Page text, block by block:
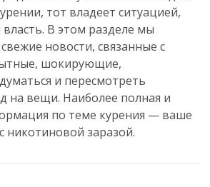
тот владеет ситуацией,
В этом разделе мы
новости, связанные с
шокирующие,
и пересмотреть
на вещи. Наиболее полная и
по теме курения — ваше
никотиновой заразой.